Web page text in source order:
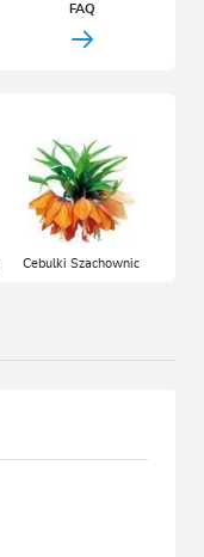
FAQ
Cebulki Szachownic